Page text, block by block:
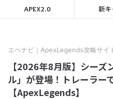
APEX2.0 新
エペナビ｜ApexLegends攻略サイ
【2026年8月版】シー
ル」が登場！トレーラー
【ApexLegends】